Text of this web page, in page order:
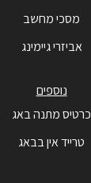
מסכי מחשב
אביזרי גיימינג
נוספים
כרטיס מתנה באג
טרייד אין בבאג